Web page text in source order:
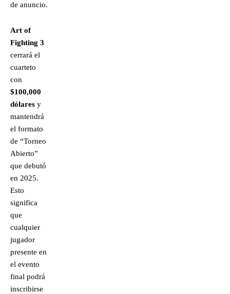
de anuncio.
Art of
Fighting 3
cerrará el
cuarteto
con
$100,000
dólares y
mantendrá
el formato
de “Torneo
Abierto”
que debutó
en 2025.
Esto
significa
que
cualquier
jugador
presente en
el evento
final podrá
inscribirse